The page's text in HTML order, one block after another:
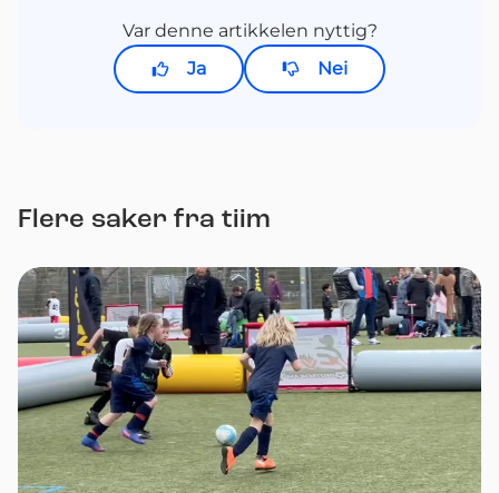
Var denne artikkelen nyttig?
Ja
Nei
Flere saker fra tiim